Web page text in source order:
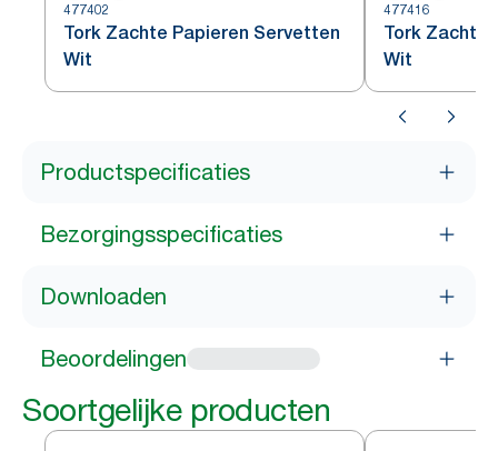
477402
Tork Zachte Papieren Servetten
Wit
477416
Tork Zachte
Wit
Productspecificaties
Bezorgingsspecificaties
Downloaden
Beoordelingen
Soortgelijke producten